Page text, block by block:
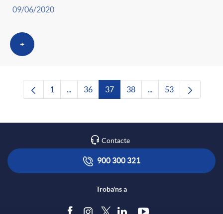
09/06/2020
+
Pàgina
1 ...Pàgines intermèdies Utilitzeu TAB per
Pàgina
36 Pàgina
37 Pàgina
38 ...Pàgines intermèdies
Pàgina
53
Contacte
900 300 321
Troba'ns a